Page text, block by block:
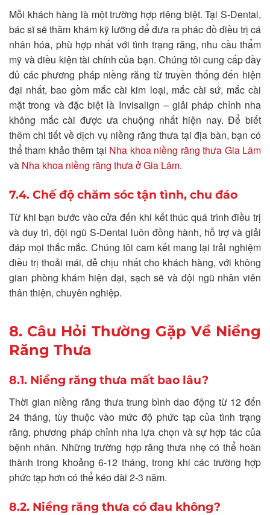
Mỗi khách hàng là một trường hợp riêng biệt. Tại S-Dental,
bác sĩ sẽ thăm khám kỹ lưỡng để đưa ra phác đồ điều trị cá
nhân hóa, phù hợp nhất với tình trạng răng, nhu cầu thẩm
mỹ và điều kiện tài chính của bạn. Chúng tôi cung cấp đầy
đủ các phương pháp niềng răng từ truyền thống đến hiện
đại nhất, bao gồm mắc cài kim loại, mắc cài sứ, mắc cài
mặt trong và đặc biệt là Invisalign – giải pháp chỉnh nha
không mắc cài được ưa chuộng nhất hiện nay. Để biết
thêm chi tiết về dịch vụ niềng răng thưa tại địa bàn, bạn có
thể tham khảo thêm tại Nha khoa niềng răng thưa Gia Lâm
và Nha khoa niềng răng thưa ở Gia Lâm.
7.4. Chế độ chăm sóc tận tình, chu đáo
Từ khi bạn bước vào cửa đến khi kết thúc quá trình điều trị
và duy trì, đội ngũ S-Dental luôn đồng hành, hỗ trợ và giải
đáp mọi thắc mắc. Chúng tôi cam kết mang lại trải nghiệm
điều trị thoải mái, dễ chịu nhất cho khách hàng, với không
gian phòng khám hiện đại, sạch sẽ và đội ngũ nhân viên
thân thiện, chuyên nghiệp.
8. Câu Hỏi Thường Gặp Về Niềng
Răng Thưa
8.1. Niềng răng thưa mất bao lâu?
Thời gian niềng răng thưa trung bình dao động từ 12 đến
24 tháng, tùy thuộc vào mức độ phức tạp của tình trạng
răng, phương pháp chỉnh nha lựa chọn và sự hợp tác của
bệnh nhân. Những trường hợp răng thưa nhẹ có thể hoàn
thành trong khoảng 6-12 tháng, trong khi các trường hợp
phức tạp hơn có thể kéo dài 2-3 năm.
8.2. Niềng răng thưa có đau không?